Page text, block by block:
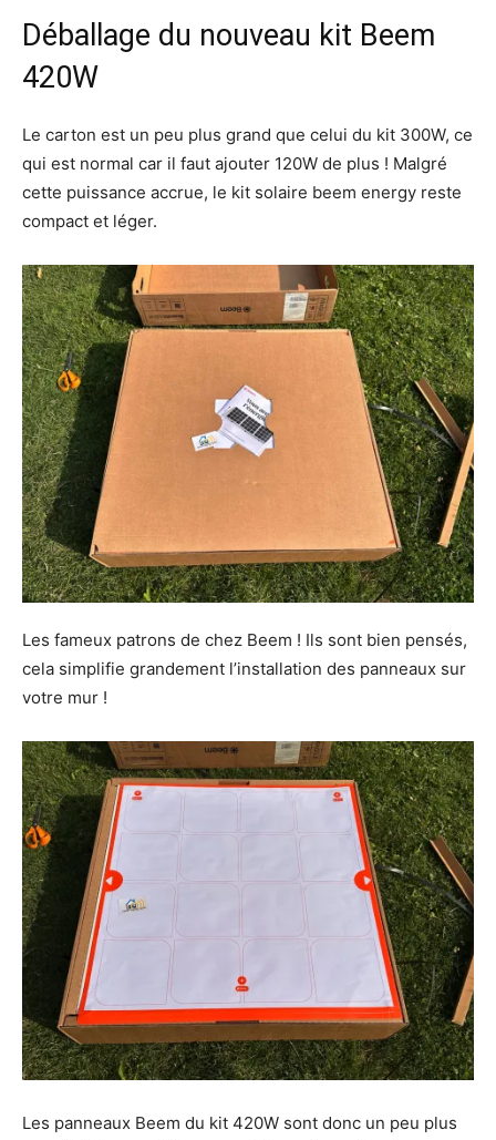
Déballage du nouveau kit Beem
420W
Le carton est un peu plus grand que celui du kit 300W, ce
qui est normal car il faut ajouter 120W de plus ! Malgré
cette puissance accrue, le kit solaire beem energy reste
compact et léger.
Les fameux patrons de chez Beem ! Ils sont bien pensés,
cela simplifie grandement l’installation des panneaux sur
votre mur !
Les panneaux Beem du kit 420W sont donc un peu plus